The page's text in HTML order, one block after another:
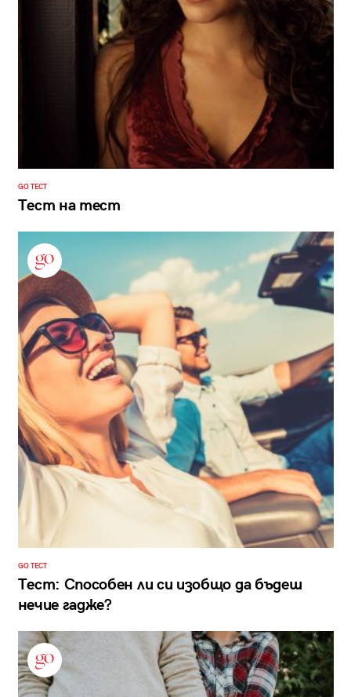
GO ТЕСТ
Тест на тест
GO ТЕСТ
Тест: Способен ли си изобщо да бъдеш
нечие гадже?